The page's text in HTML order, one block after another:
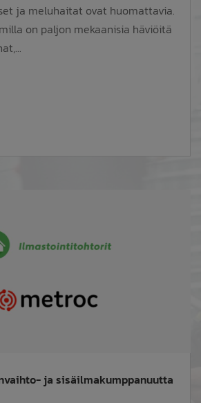
ja meluhaitat ovat huomattavia.
on paljon mekaanisia häviöitä
ja sisäilmakumppanuutta